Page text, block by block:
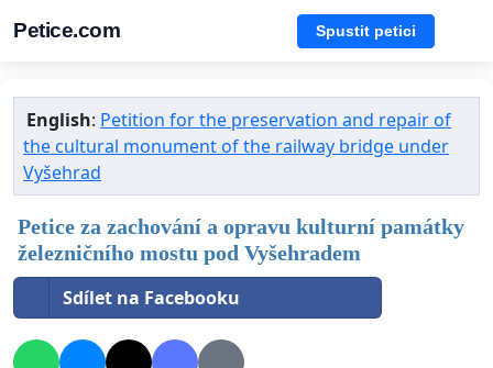
Petice.com Spustit petici
English: Petition for the preservation and repair of
the cultural monument of the railway bridge under
Vyšehrad
Petice za zachování a opravu kulturní památky
železničního mostu pod Vyšehradem
Sdílet na Facebooku